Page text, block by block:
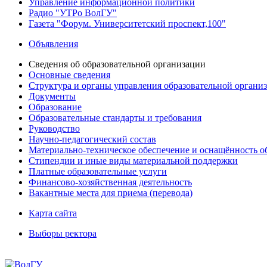
Управление информационной политики
Радио "УТРо ВолГУ"
Газета "Форум. Университетский проспект,100"
Объявления
Сведения об образовательной организации
Основные сведения
Структура и органы управления образовательной
Документы
Образование
Образовательные стандарты и требования
Руководство
Научно-педагогический состав
Материально-техническое обеспечение и оснащённость
Стипендии и иные виды материальной поддержки
Платные образовательные услуги
Финансово-хозяйственная деятельность
Вакантные места для приема (перевода)
Карта сайта
Выборы ректора